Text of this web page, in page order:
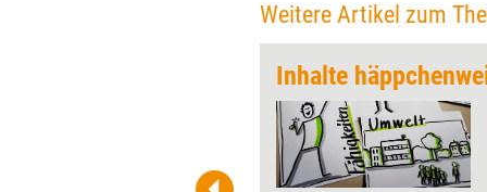
Weitere Artikel zum
Inhalte